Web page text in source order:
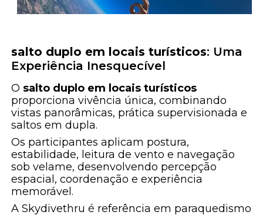
salto duplo em locais turísticos: Uma
Experiência Inesquecível
O salto duplo em locais turísticos
proporciona vivência única, combinando
vistas panorâmicas, prática supervisionada e
saltos em dupla.
Os participantes aplicam postura,
estabilidade, leitura de vento e navegação
sob velame, desenvolvendo percepção
espacial, coordenação e experiência
memorável.
A Skydivethru é referência em paraquedismo